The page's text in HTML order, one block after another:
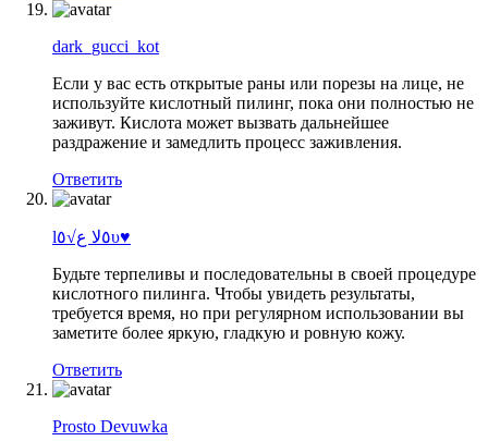
dark_gucci_kot
Если у вас есть открытые раны или порезы на лице, не
используйте кислотный пилинг, пока они полностью не
заживут. Кислота может вызвать дальнейшее
раздражение и замедлить процесс заживления.
Ответить
l٥ﻻ ﻉ√٥υ♥
Будьте терпеливы и последовательны в своей процедуре
кислотного пилинга. Чтобы увидеть результаты,
требуется время, но при регулярном использовании вы
заметите более яркую, гладкую и ровную кожу.
Ответить
Prosto Devuwka